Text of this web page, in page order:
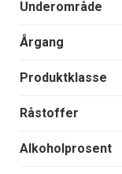
Underområde
Årgang
Produktklasse
Råstoffer
Alkoholprosent